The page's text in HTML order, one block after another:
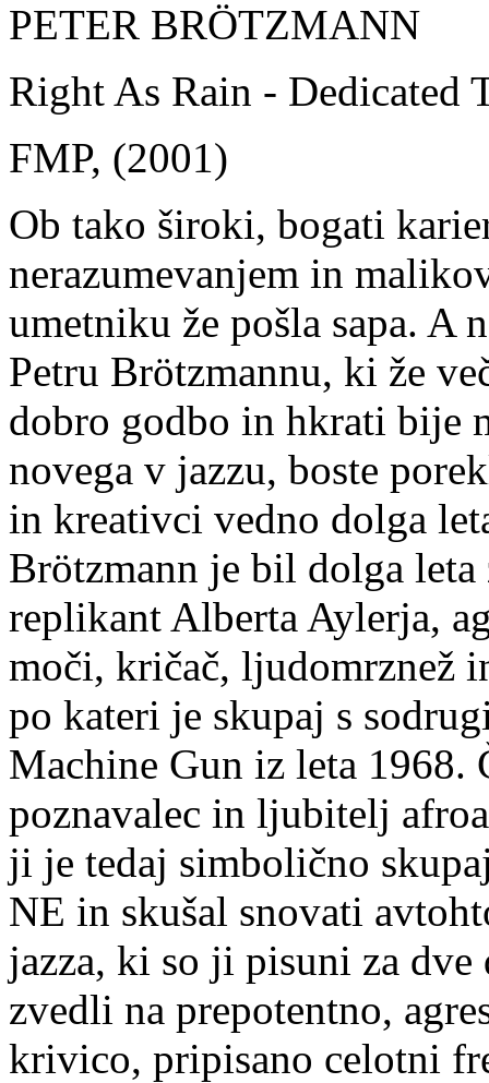
PETER BRÖTZMANN
Right As Rain - Dedicated
FMP, (2001)
Ob tako široki, bogati
nerazumevanjem in
umetniku že pošla sapa. A
Petru Brötzmannu, ki že
dobro godbo in hkrati bije
novega v jazzu, boste
in kreativci vedno dolga
Brötzmann je bil dolga
replikant Alberta Aylerja,
moči, kričač, ljudomrznež
po kateri je skupaj s
Machine Gun iz leta 1968.
poznavalec in ljubitelj
ji je tedaj simbolično
NE in skušal snovati
jazza, ki so ji pisuni za
zvedli na prepotentno,
krivico, pripisano celotni